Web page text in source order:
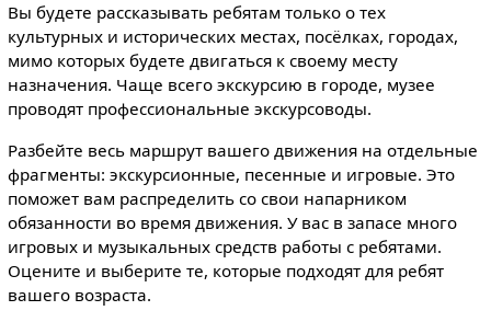
Вы будете рассказывать ребятам только о тех
культурных и исторических местах, посёлках, городах,
мимо которых будете двигаться к своему месту
назначения. Чаще всего экскурсию в городе, музее
проводят профессиональные экскурсоводы.
Разбейте весь маршрут вашего движения на отдельные
фрагменты: экскурсионные, песенные и игровые. Это
поможет вам распределить со свои напарником
обязанности во время движения. У вас в запасе много
игровых и музыкальных средств работы с ребятами.
Оцените и выберите те, которые подходят для ребят
вашего возраста.